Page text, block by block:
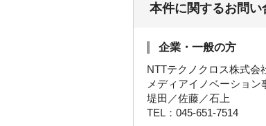
本件に関するお問い
企業・一般の方
NTTテクノクロス株式会
メディアイノベーション
堤田／佐藤／石上
TEL：045-651-7514